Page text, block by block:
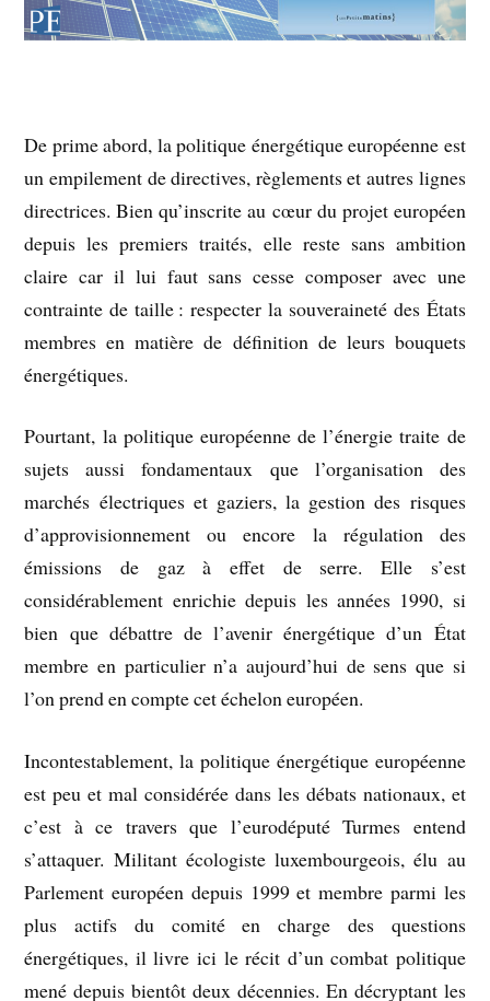
De prime abord, la politique énergétique européenne est
un empilement de directives, règlements et autres lignes
directrices. Bien qu’inscrite au cœur du projet européen
depuis les premiers traités, elle reste sans ambition
claire car il lui faut sans cesse composer avec une
contrainte de taille : respecter la souveraineté des États
membres en matière de définition de leurs bouquets
énergétiques.
Pourtant, la politique européenne de l’énergie traite de
sujets aussi fondamentaux que l’organisation des
marchés électriques et gaziers, la gestion des risques
d’approvisionnement ou encore la régulation des
émissions de gaz à effet de serre. Elle s’est
considérablement enrichie depuis les années 1990, si
bien que débattre de l’avenir énergétique d’un État
membre en particulier n’a aujourd’hui de sens que si
l’on prend en compte cet échelon européen.
Incontestablement, la politique énergétique européenne
est peu et mal considérée dans les débats nationaux, et
c’est à ce travers que l’eurodéputé Turmes entend
s’attaquer. Militant écologiste luxembourgeois, élu au
Parlement européen depuis 1999 et membre parmi les
plus actifs du comité en charge des questions
énergétiques, il livre ici le récit d’un combat politique
mené depuis bientôt deux décennies. En décryptant les